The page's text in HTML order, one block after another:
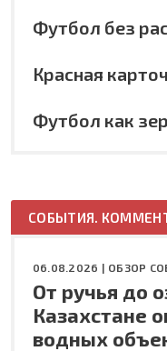
Футбол без
Красная
Футбол как
СОБЫТИЯ.
06.08.2026 | ОБЗОР
От ручья до
Казахстане
водных